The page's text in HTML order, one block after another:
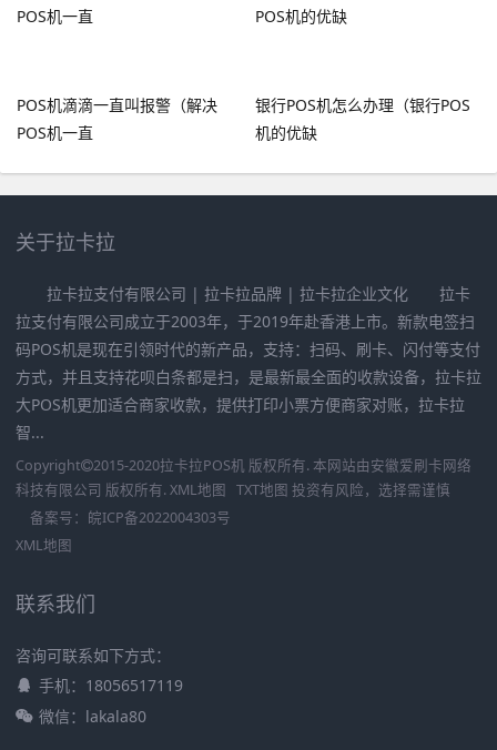
POS机滴滴一直叫报警（解决
POS机一直
银行POS机怎么办理（银行POS
机的优缺
关于拉卡拉
拉卡拉支付有限公司 | 拉卡拉品牌 | 拉卡拉企业文化 拉卡
拉支付有限公司成立于2003年，于2019年赴香港上市。新款电签扫
码POS机是现在引领时代的新产品，支持：扫码、刷卡、闪付等支付
方式，并且支持花呗白条都是扫，是最新最全面的收款设备，拉卡拉
大POS机更加适合商家收款，提供打印小票方便商家对账，拉卡拉
智...
Copyright 2015-2020拉卡拉POS机 版权所有. 本网站由安徽爱刷卡网络
科技有限公司 版权所有. XML地图 TXT地图 投资有风险，选择需谨慎
备案号： 皖ICP备2022004303号
XML地图
联系我们
咨询可联系如下方式：
手机：18056517119
微信：lakala80